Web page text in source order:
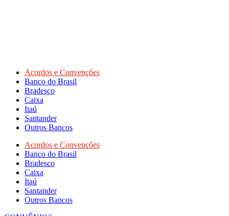
Acordos e Convenções
Banco do Brasil
Bradesco
Caixa
Itaú
Santander
Outros Bancos
Acordos e Convenções
Banco do Brasil
Bradesco
Caixa
Itaú
Santander
Outros Bancos